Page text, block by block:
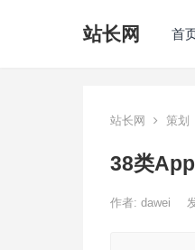
站长网 首
站长网 策划
38类
作者: dawei